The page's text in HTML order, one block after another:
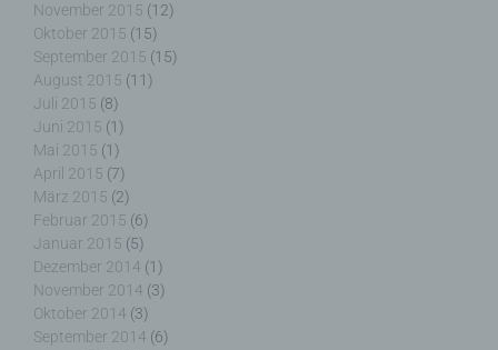
November 2015 (12)
Oktober 2015 (15)
September 2015 (15)
August 2015 (11)
Juli 2015 (8)
Juni 2015 (1)
Mai 2015 (1)
April 2015 (7)
März 2015 (2)
Februar 2015 (6)
Januar 2015 (5)
Dezember 2014 (1)
November 2014 (3)
Oktober 2014 (3)
September 2014 (6)
h) Auftragsverarbeiter
Auftragsverarbeiter ist eine natürliche oder
juristische Person, Behörde, Einrichtung oder
andere Stelle, die personenbezogene Daten im
Auftrag des Verantwortlichen verarbeitet.
i) Empfänger